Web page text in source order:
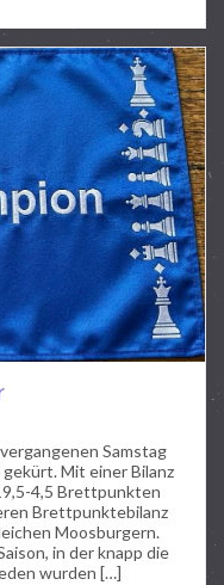
Samstag
Mit einer Bilanz
4,5 Brettpunkten
Brettpunktebilanz
Moosburgern.
in der knapp die
wurden […]